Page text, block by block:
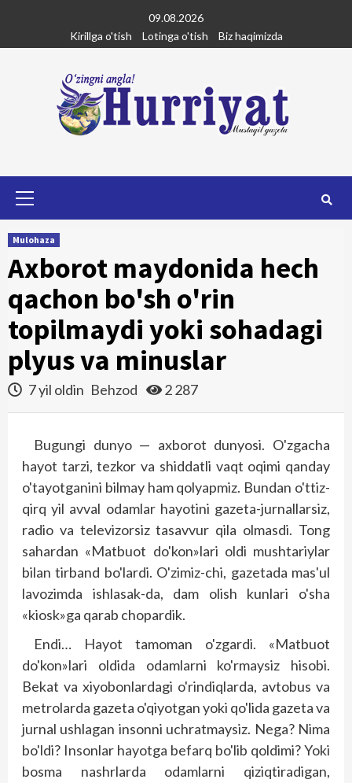
content
09.08.2026
Kirillga o'tish
Lotinga o'tish Biz haqimizda
Mulohaza
Axborot maydonida hech
qachon bo'sh o'rin
topilmaydi yoki sohadagi
plyus va minuslar
7 yil oldin Behzod 2 287
Bugungi dunyo — axborot dunyosi. O'zgacha
hayot tarzi, tezkor va shiddatli vaqt oqimi qanday
o'tayotganini bilmay ham qolyapmiz. Bundan o'ttiz-
qirq yil avval odamlar hayotini gazeta-jurnallarsiz,
radio va televizorsiz tasavvur qila olmasdi. Tong
sahardan «Matbuot do'kon»lari oldi mushtariylar
bilan tirband bo'lardi. O'zimiz-chi, gazetada mas'ul
lavozimda ishlasak-da, dam olish kunlari o'sha
«kiosk»ga qarab chopardik.
Endi… Hayot tamoman o'zgardi. «Matbuot
do'kon»lari oldida odamlarni ko'rmaysiz hisobi.
Bekat va xiyobonlardagi o'rindiqlarda, avtobus va
metrolarda gazeta o'qiyotgan yoki qo'lida gazeta va
jurnal ushlagan insonni uchratmaysiz. Nega? Nima
bo'ldi? Insonlar hayotga befarq bo'lib qoldimi? Yoki
bosma nashrlarda odamlarni qiziqtiradigan,